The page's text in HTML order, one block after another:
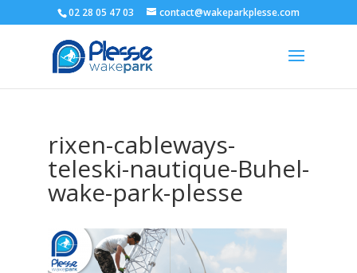
02 28 05 47 03 contact@wakeparkplesse.com
rixen-cableways-
teleski-nautique-Buhel-
wake-park-plesse